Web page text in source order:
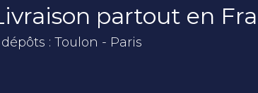
partout en
dépôts : Toulon - Paris